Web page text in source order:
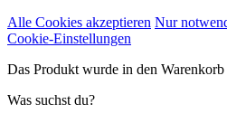
Alle Cookies akzeptieren Nur
Cookie-Einstellungen
Das Produkt wurde in den Warenkorb
Was suchst du?